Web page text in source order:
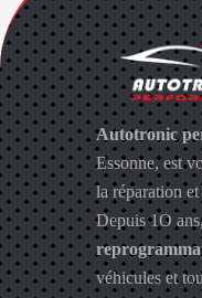
Autotronic
Essonne, est
la réparation
Depuis 1O
véhicules et